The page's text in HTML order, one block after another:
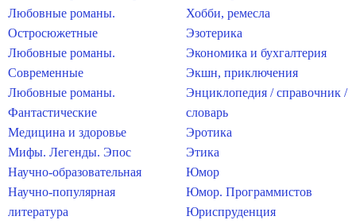
Любовные романы.
Остросюжетные
Любовные романы.
Современные
Любовные романы.
Фантастические
Медицина и здоровье
Мифы. Легенды. Эпос
Научно-образовательная
Научно-популярная
литература
Хобби, ремесла
Эзотерика
Экономика и бухгалтерия
Экшн, приключения
Энциклопедия / справочник /
словарь
Эротика
Этика
Юмор
Юмор. Программистов
Юриспруденция